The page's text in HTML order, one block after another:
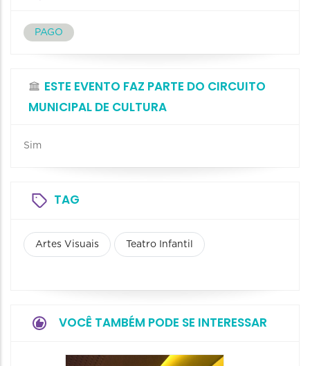
PAGO
ESTE EVENTO FAZ PARTE DO CIRCUITO
MUNICIPAL DE CULTURA
Sim
TAG
Artes Visuais Teatro Infantil
VOCÊ TAMBÉM PODE SE INTERESSAR